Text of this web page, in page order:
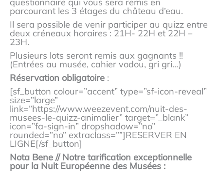
parcourant les 3 étages du château d’eau.
Il sera possible de venir participer au quizz entre
deux créneaux horaires : 21H- 22H et 22H –
23H.
Plusieurs lots seront remis aux gagnants !!
(Entrées au musée, cahier vodou, gri gri…)
Réservation obligatoire :
[sf_button colour=”accent” type=”sf-icon-reveal”
size=”large”
link=”https://www.weezevent.com/nuit-des-
musees-le-quizz-animalier” target=”_blank”
icon=”fa-sign-in” dropshadow=”no”
rounded=”no” extraclass=””]RESERVER EN
LIGNE[/sf_button]
Nota Bene // Notre tarification exceptionnelle
pour la Nuit Européenne des Musées :